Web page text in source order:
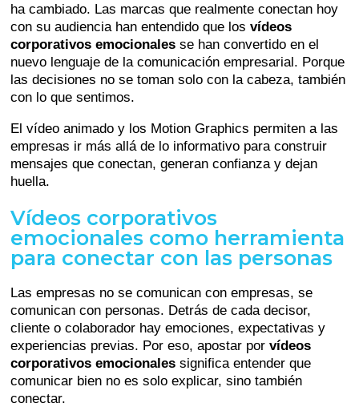
ha cambiado. Las marcas que realmente conectan hoy
con su audiencia han entendido que losvídeos
corporativos emocionales se han convertido en el
nuevo lenguaje de la comunicación empresarial. Porque
las decisiones no se toman solo con la cabeza, también
con lo que sentimos.
El vídeo animado y los Motion Graphics permiten a las
empresas ir más allá de lo informativo para construir
mensajes que conectan, generan confianza y dejan
huella.
Vídeos corporativos
emocionales como herramienta
para conectar con las personas
Las empresas no se comunican con empresas, se
comunican con personas. Detrás de cada decisor,
cliente o colaborador hay emociones, expectativas y
experiencias previas. Por eso, apostar porvídeos
corporativos emocionales significa entender que
comunicar bien no es solo explicar, sino también
conectar.